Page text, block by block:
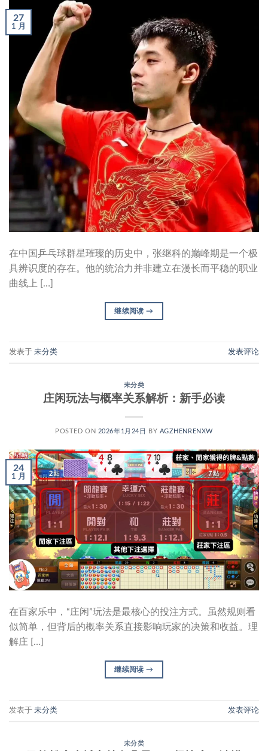
27
1 月
在中国乒乓球群星璀璨的历史中，张继科的巅峰期是一个极
具辨识度的存在。他的统治力并非建立在漫长而平稳的职业
曲线上 […]
继续阅读→
发表于 未分类 发表评论
未分类
庄闲玩法与概率关系解析：新手必读
POSTED ON 2026年1月24日 BY AGZHENRENXW
24
1 月
在百家乐中，“庄闲”玩法是最核心的投注方式。虽然规则看
似简单，但背后的概率关系直接影响玩家的决策和收益。理
解庄 […]
继续阅读→
发表于 未分类 发表评论
未分类